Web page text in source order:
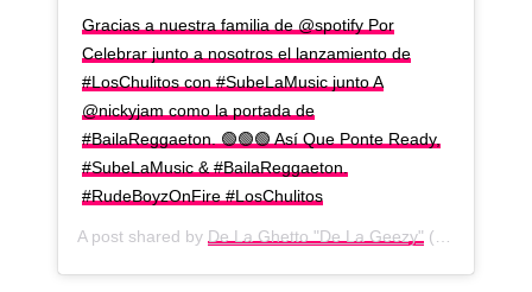
Gracias a nuestra familia de @spotify Por
Celebrar junto a nosotros el lanzamiento de
#LosChulitos con #SubeLaMusic junto A
@nickyjam como la portada de
#BailaReggaeton. 🟢🟢🟢 Así Que Ponte Ready,
#SubeLaMusic & #BailaReggaeton.
#RudeBoyzOnFire #LosChulitos
A post shared by De La Ghetto "De La Geezy" (@delaghettoreal) on